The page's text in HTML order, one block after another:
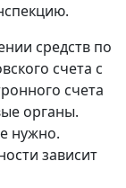
средств по
счета с
счета
органы.
нужно.
зависит